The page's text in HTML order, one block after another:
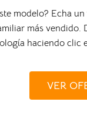
modelo? Echa
más vendido.
haciendo clic
VER